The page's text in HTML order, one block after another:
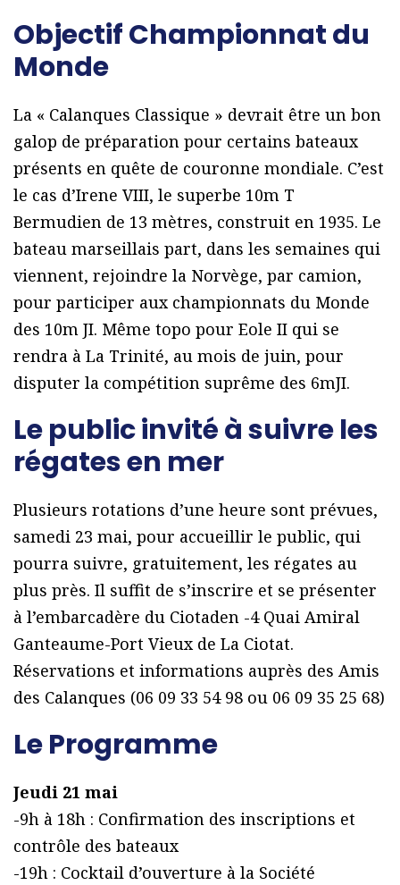
Objectif Championnat du
Monde
La « Calanques Classique » devrait être un bon
galop de préparation pour certains bateaux
présents en quête de couronne mondiale. C’est
le cas d’Irene VIII, le superbe 10m T
Bermudien de 13 mètres, construit en 1935. Le
bateau marseillais part, dans les semaines qui
viennent, rejoindre la Norvège, par camion,
pour participer aux championnats du Monde
des 10m JI. Même topo pour Eole II qui se
rendra à La Trinité, au mois de juin, pour
disputer la compétition suprême des 6mJI.
Le public invité à suivre les
régates en mer
Plusieurs rotations d’une heure sont prévues,
samedi 23 mai, pour accueillir le public, qui
pourra suivre, gratuitement, les régates au
plus près. Il suffit de s’inscrire et se présenter
à l’embarcadère du Ciotaden -4 Quai Amiral
Ganteaume-Port Vieux de La Ciotat.
Réservations et informations auprès des Amis
des Calanques (06 09 33 54 98 ou 06 09 35 25 68)
Le Programme
Jeudi 21 mai
-9h à 18h : Confirmation des inscriptions et
contrôle des bateaux
-19h : Cocktail d’ouverture à la Société